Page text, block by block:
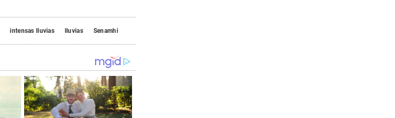
intensas lluvias lluvias Senamhi